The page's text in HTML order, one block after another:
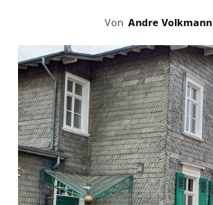
Von Andre Volkmann